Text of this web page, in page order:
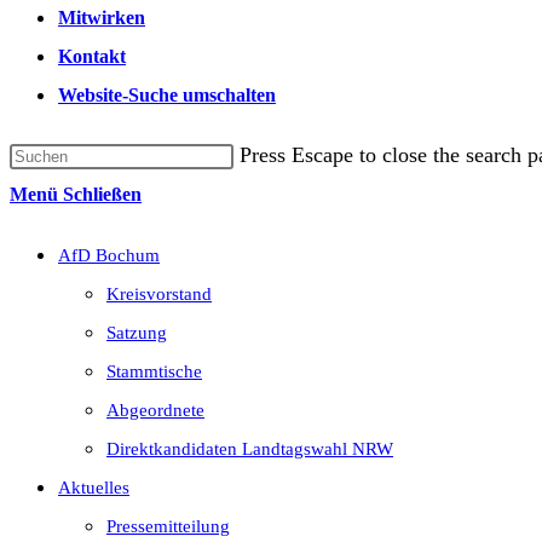
Mitwirken
Kontakt
Website-Suche umschalten
Press Escape to close the search
Menü Schließen
AfD Bochum
Kreisvorstand
Satzung
Stammtische
Abgeordnete
Direktkandidaten Landtagswahl NRW
Aktuelles
Pressemitteilung